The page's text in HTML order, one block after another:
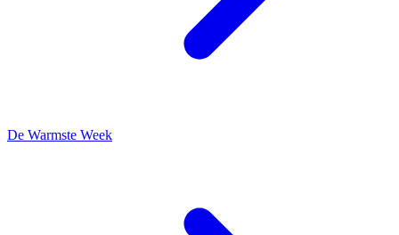
De Warmste Week